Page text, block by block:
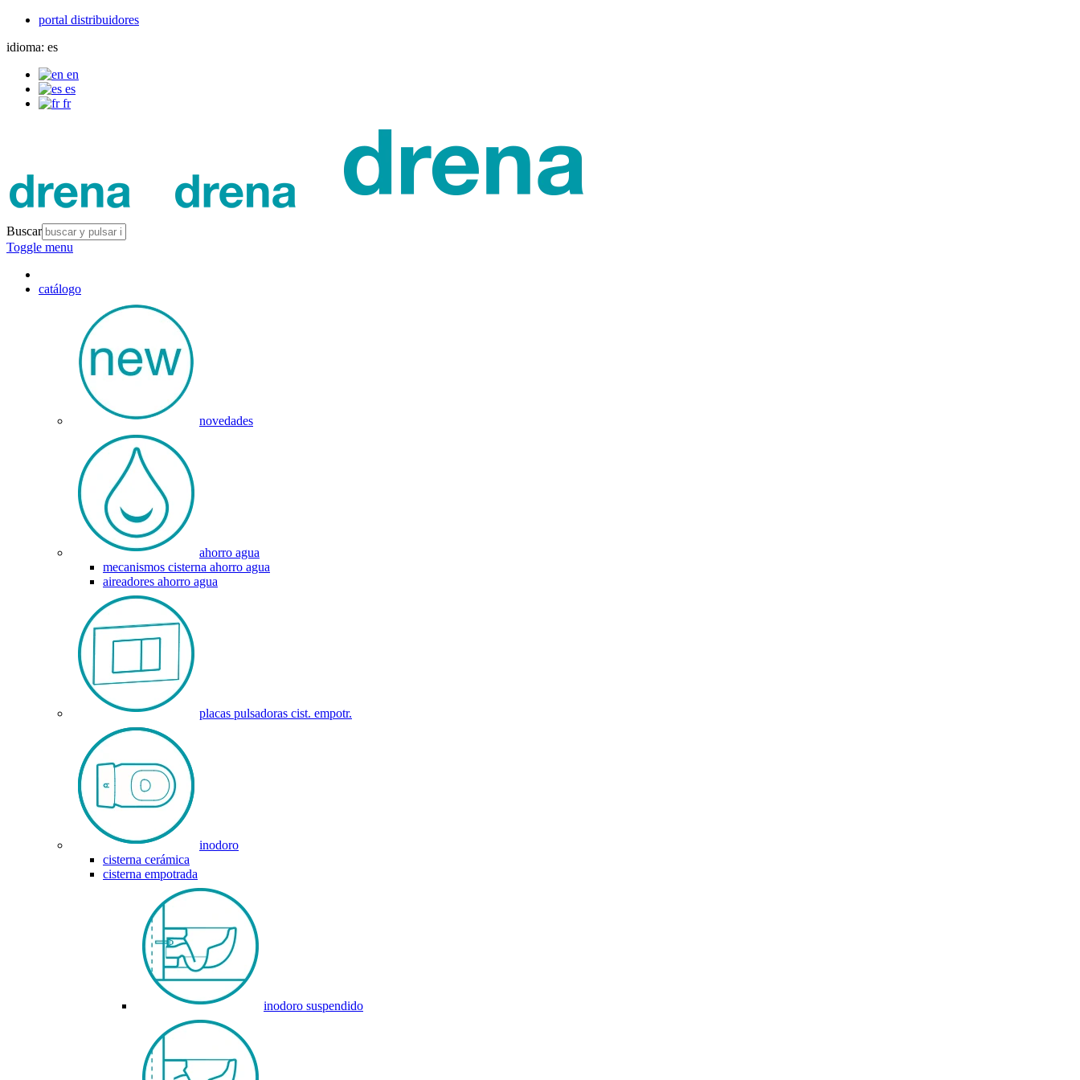
portal distribuidores
idioma: es
en
es
fr
Buscar
Toggle menu
catálogo
novedades
ahorro agua
mecanismos cisterna ahorro agua
aireadores ahorro agua
placas pulsadoras cist. empotr.
inodoro
cisterna cerámica
cisterna empotrada
inodoro suspendido